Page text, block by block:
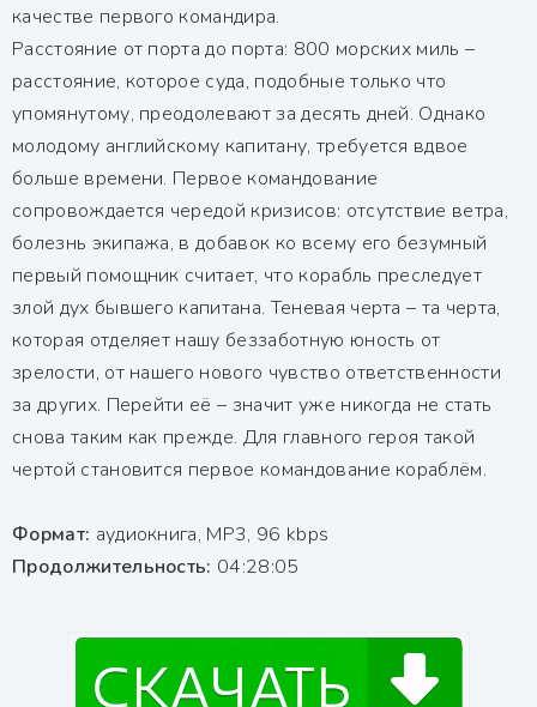
качестве первого командира.
Расстояние от порта до порта: 800 морских миль –
расстояние, которое суда, подобные только что
упомянутому, преодолевают за десять дней. Однако
молодому английскому капитану, требуется вдвое
больше времени. Первое командование
сопровождается чередой кризисов: отсутствие ветра,
болезнь экипажа, в добавок ко всему его безумный
первый помощник считает, что корабль преследует
злой дух бывшего капитана. Теневая черта – та черта,
которая отделяет нашу беззаботную юность от
зрелости, от нашего нового чувство ответственности
за других. Перейти её – значит уже никогда не стать
снова таким как прежде. Для главного героя такой
чертой становится первое командование кораблём.
Формат: аудиокнига, MP3, 96 kbps
Продолжительность: 04:28:05